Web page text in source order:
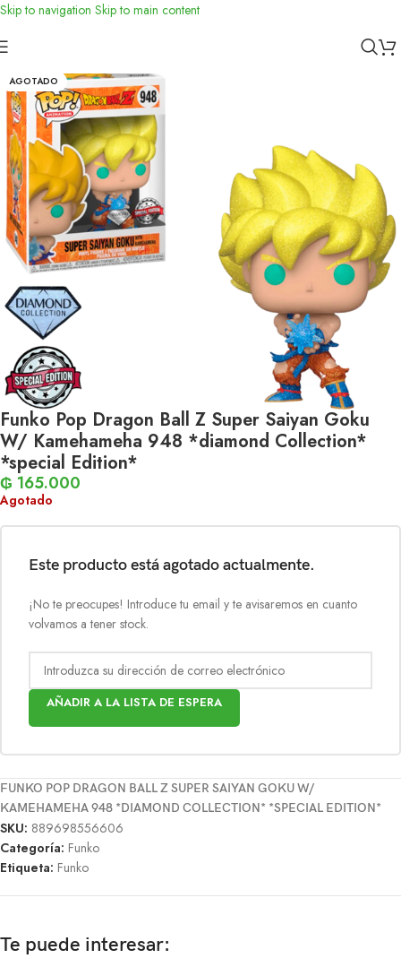
Skip to navigation Skip to main content
Inicio
AGOTADO
Funko Pop Dragon Ball Z Super Saiyan Goku
W/ Kamehameha 948 *diamond Collection*
*special Edition*
₲ 165.000
Agotado
Este producto está agotado actualmente.
¡No te preocupes! Introduce tu email y te avisaremos en cuanto
volvamos a tener stock.
AÑADIR A LA LISTA DE ESPERA
FUNKO POP DRAGON BALL Z SUPER SAIYAN GOKU W/
KAMEHAMEHA 948 *DIAMOND COLLECTION* *SPECIAL EDITION*
SKU: 889698556606
Categoría: Funko
Etiqueta: Funko
Te puede interesar: